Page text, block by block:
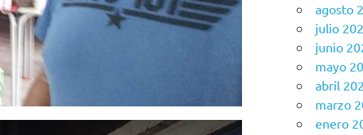
agosto
julio
junio
mayo
abril
marzo
enero